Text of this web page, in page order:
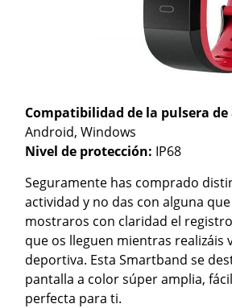
Compatibilidad de la pulsera
Android, Windows
Nivel de protección: IP68
Seguramente has comprado
actividad y no das con alguna
mostraros con claridad el
que os lleguen mientras realizáis
deportiva. Esta Smartband se
pantalla a color súper amplia,
perfecta para ti.